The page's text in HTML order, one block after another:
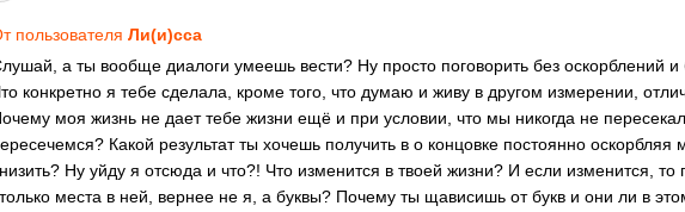
пользователя Ли(и)сса
а ты вообще диалоги умеешь вести? Ну просто поговорить без оскорблений
конкретно я тебе сделала, кроме того, что думаю и живу в другом измерении,
моя жизнь не дает тебе жизни ещё и при условии, что мы никогда не
Какой результат ты хочешь получить в о концовке постоянно оскорбляя
Ну уйду я отсюда и что?! Что изменится в твоей жизни? И если изменится,
места в ней, вернее не я, а буквы? Почему ты щависишь от букв и они ли в